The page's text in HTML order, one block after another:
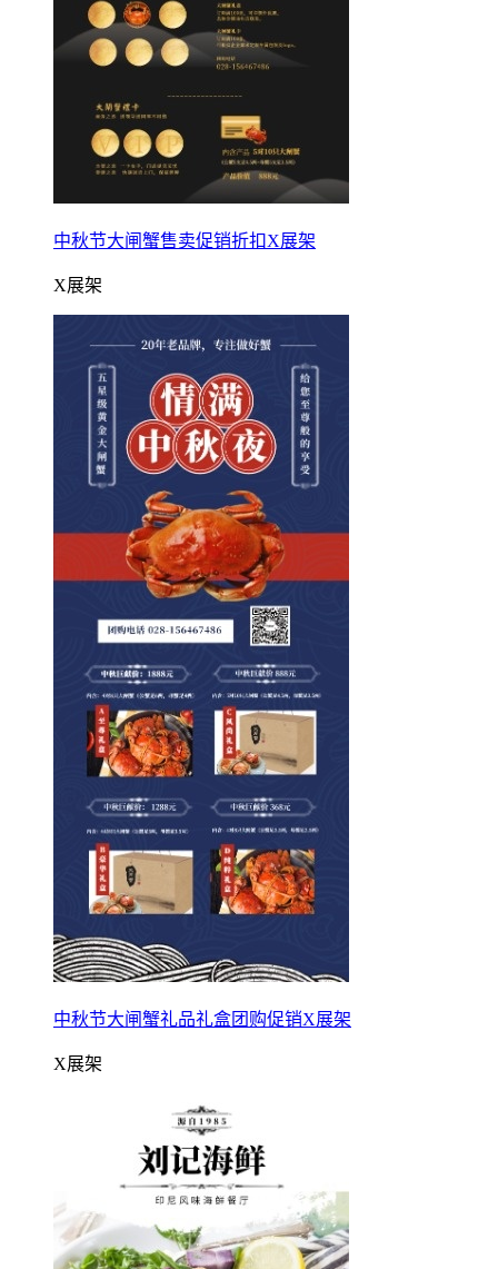
中秋节大闸蟹售卖促销折扣X展架
X展架
中秋节大闸蟹礼品礼盒团购促销X展架
X展架